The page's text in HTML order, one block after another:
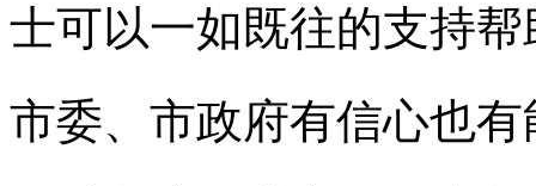
士可以一如既往的支持
市委、市政府有信心也